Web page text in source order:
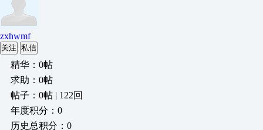
zxhwmf
关注 私信
精华：0帖
求助：0帖
帖子：0帖 | 122回
年度积分：0
历史总积分：0